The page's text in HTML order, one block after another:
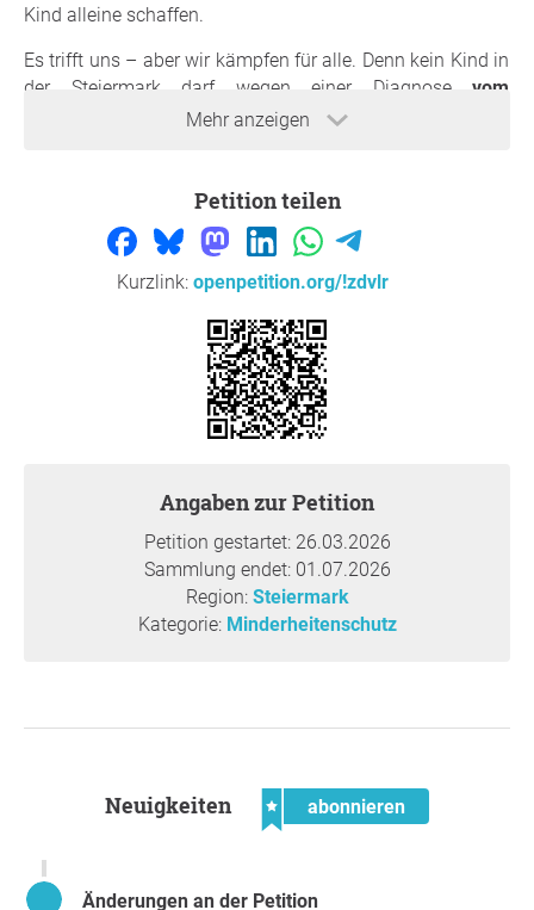
Mehr anzeigen
Kind alleine schaffen.
Es trifft uns – aber wir kämpfen für alle. Denn kein Kind in
der Steiermark darf wegen einer Diagnose vom
Kindergarten ausgeschlossenwerden.
gerne helfen wollen, stehen in der Steiermark vor großen
Wir fordern die steirische Landesregierung auf:
⁠Klare, einheitliche Regeln für alle steirischen
⁠Sichere Betreuung für jedes Kind mit Diabetes Typ 1
⁠Geschultes Assistenzpersonal, das Pädagog:innen
⁠Rechtliche Absicherung für
⁠Verbindliche Strukturen, damit Kinder sicher betreut
werden können – ohne Überforderung des
Eine Diagnose darf nicht darüber entscheiden, ob ein
Es trifft uns – aber wir kämpfen für alle. Denn jedes Kind
Petition teilen
Kurzlink: openpetition.org/!zdvlr
Angaben zur Petition
Petition gestartet: 26.03.2026
Sammlung endet: 01.07.2026
Region: Steiermark
Kategorie: Minderheitenschutz
Neuigkeiten abonnieren
Änderungen an der Petition